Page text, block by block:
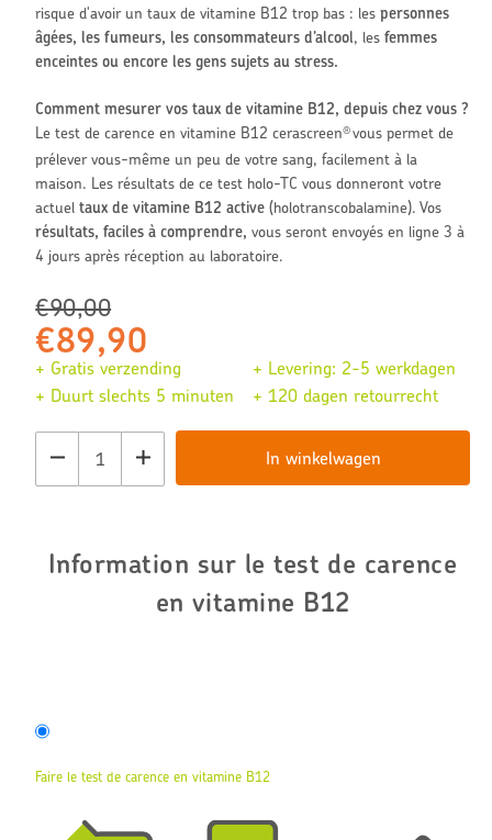
risque d'avoir un taux de vitamine B12 trop bas : lespersonnes
âgées, les fumeurs, les consommateurs d’alcool, lesfemmes
enceintes ou encore les gens sujets au stress.
Comment mesurer vos taux de vitamine B12, depuis chez vous ?
Le test de carence en vitamine B12 cerascreen®vous permet de
prélever vous-même un peu de votre sang, facilement à la
maison. Les résultats de ce test holo-TC vous donneront votre
actueltaux de vitamine B12 active (holotranscobalamine). Vos
résultats, faciles à comprendre,vous seront envoyés en ligne 3 à
4 jours après réception au laboratoire.
Verkoopprijs
Normale
prijs
€90,00
€89,90
+ Gratis verzending
+ Levering: 2-5 werkdagen
+ Duurt slechts 5 minuten
+ 120 dagen retourrecht
In winkelwagen
Information sur le test de carence
en vitamine B12
Faire le test de carence en vitamine B12